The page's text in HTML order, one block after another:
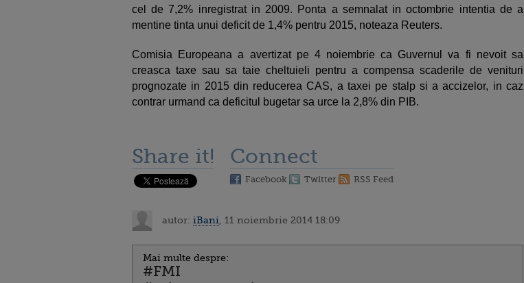
cel de 7,2% inregistrat in 2009. Ponta a semnalat in octombrie intentia de a
mentine tinta unui deficit de 1,4% pentru 2015, noteaza Reuters.
Comisia Europeana a avertizat pe 4 noiembrie ca Guvernul va fi nevoit sa
creasca taxe sau sa taie cheltuieli pentru a compensa scaderile de venituri
prognozate in 2015 din reducerea CAS, a taxei pe stalp si a accizelor, in caz
contrar urmand ca deficitul bugetar sa urce la 2,8% din PIB.
Share it! Connect
Facebook Twitter RSS Feed
autor: iBani , 11 noiembrie 2014 18:09
Mai multe despre:
#FMI